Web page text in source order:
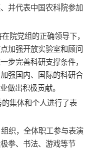
并代表中国农科院参加
院党组的正确领导下，
加强开放实验室和顾问
步完善科研支撑条件，
强国内、国际的科研合
做出积极贡献。
集体和个人进行了表
织，全体职工参与表演
拳、书法、游戏等节